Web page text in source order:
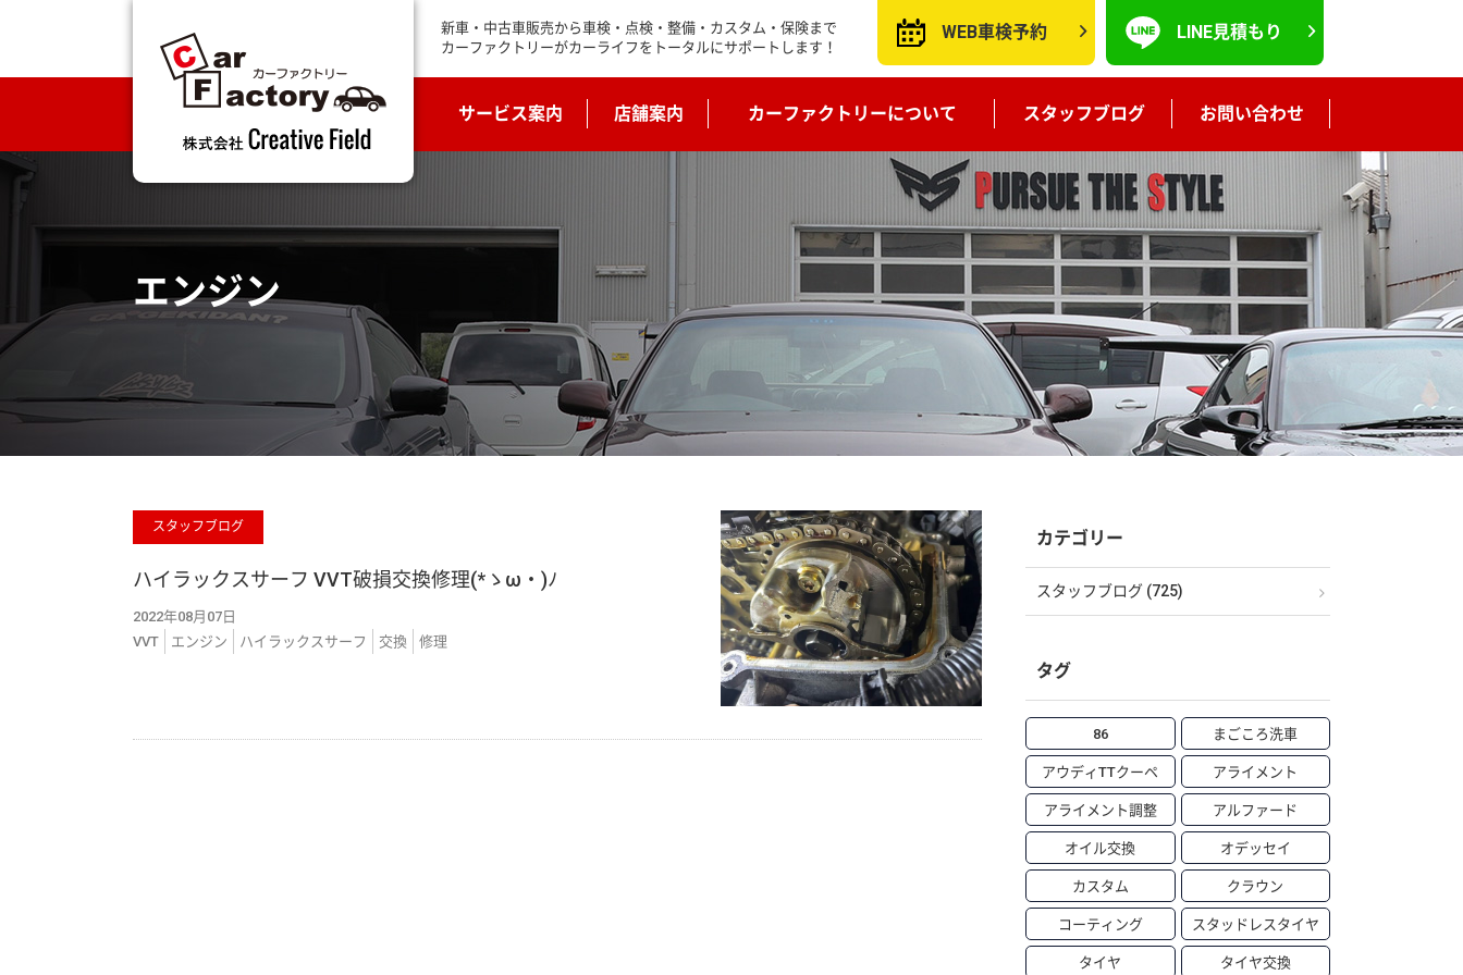
新車・中古車販売から車検・点検・整備・カスタム・保険まで
カーファクトリーがカーライフをトータルにサポートします！
WEB車検予約 LINE見積もり
サービス案内 店舗案内 カーファクトリーについて スタッフブログ お問い合わせ
エンジン
スタッフブログ
ハイラックスサーフ VVT破損交換修理(*ゝω・)ﾉ
2022年08月07日
VVT
エンジン ハイラックスサーフ 交換 修理
カテゴリー
スタッフブログ (725)
タグ
86 まごころ洗車
アウディTTクーペ アライメント
アライメント調整 アルファード
オイル交換 オデッセイ
カスタム クラウン
コーティング スタッドレスタイヤ
タイヤ タイヤ交換